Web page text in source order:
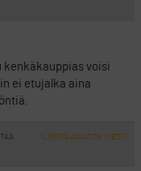
kenkäkauppias voisi
ei etujalka aina
ILMOITA ASIATON VIESTI